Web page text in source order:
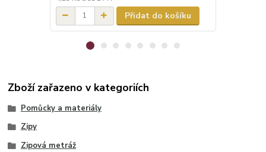
Přidat do košíku
Zboží zařazeno v kategoriích
Pomůcky a materiály
Zipy
Zipová metráž